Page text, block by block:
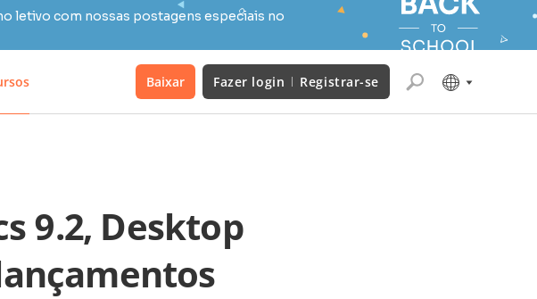
letivo com nossas postagens especiais no
Baixar Fazer login Registrar-se
9.2, Desktop